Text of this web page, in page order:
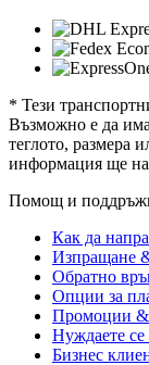
* Тези
Възможно е да
теглото, размера
информация ще
Помощ и
Как да
Изпращане
Обратно
Опции за
Промоции &
Нуждаете
Бизнес